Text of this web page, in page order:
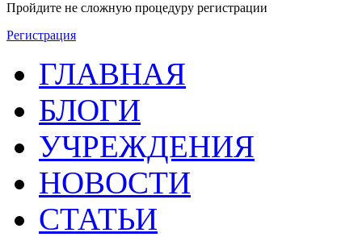
Пройдите не сложную процедуру регистрации
Регистрация
ГЛАВНАЯ
БЛОГИ
УЧРЕЖДЕНИЯ
НОВОСТИ
СТАТЬИ